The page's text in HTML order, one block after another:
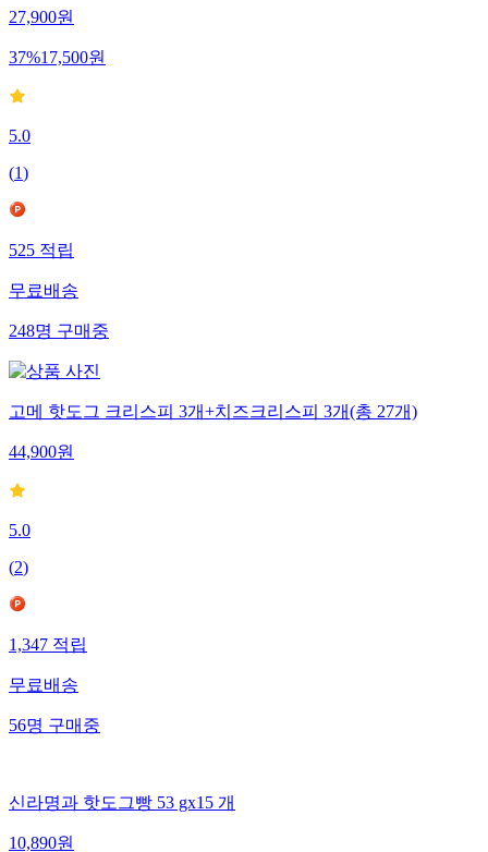
27,900원
37%17,500원
5.0
(1)
525적립
무료배송
248명구매중
고메 핫도그 크리스피 3개+치즈크리스피 3개(총 27개)
44,900원
5.0
(2)
1,347적립
무료배송
56명구매중
신라명과 핫도그빵 53 gx15 개